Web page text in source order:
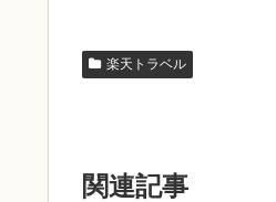
楽天トラベル
関連記事